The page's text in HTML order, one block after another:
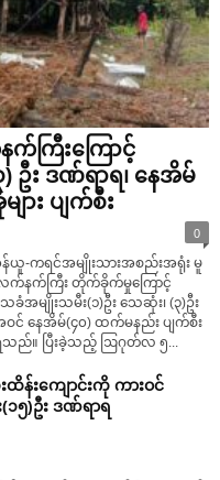
ကြီးကြောင့်
) ဦး ဒဏ်ရာရ၊ နေအိမ်
း ပျက်စီး
0
ယူ-ကရင်အမျိုးသားအစည်းအရုံး မူ
က်နက်ကြီး တိုက်ခိုက်မှုကြောင့်
မျိုးသမီး(၁)ဦး သေဆုံး၊ (၃)ဦး
င် နေအိမ်(၄၀) ထက်မနည်း ပျက်စီး
သည်။ ပြီးခဲ့သည့် ဩဂုတ်လ ၅...
န်းကျောင်းကို ကားဝင်
)ဦး ဒဏ်ရာရ